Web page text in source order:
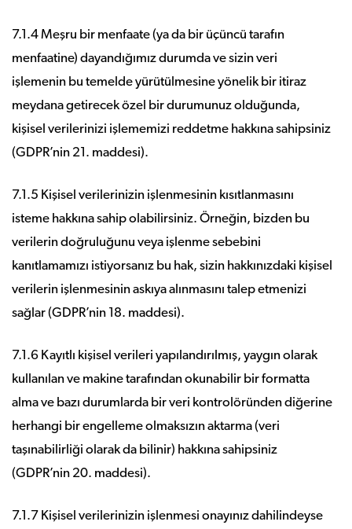
7.1.4 Meşru bir menfaate (ya da bir üçüncü tarafın
menfaatine) dayandığımız durumda ve sizin veri
işlemenin bu temelde yürütülmesine yönelik bir itiraz
meydana getirecek özel bir durumunuz olduğunda,
kişisel verilerinizi işlememizi reddetme hakkına sahipsiniz
(GDPR’nin 21. maddesi).
7.1.5 Kişisel verilerinizin işlenmesinin kısıtlanmasını
isteme hakkına sahip olabilirsiniz. Örneğin, bizden bu
verilerin doğruluğunu veya işlenme sebebini
kanıtlamamızı istiyorsanız bu hak, sizin hakkınızdaki kişisel
verilerin işlenmesinin askıya alınmasını talep etmenizi
sağlar (GDPR’nin 18. maddesi).
7.1.6 Kayıtlı kişisel verileri yapılandırılmış, yaygın olarak
kullanılan ve makine tarafından okunabilir bir formatta
alma ve bazı durumlarda bir veri kontrolöründen diğerine
herhangi bir engelleme olmaksızın aktarma (veri
taşınabilirliği olarak da bilinir) hakkına sahipsiniz
(GDPR’nin 20. maddesi).
7.1.7 Kişisel verilerinizin işlenmesi onayınız dahilindeyse